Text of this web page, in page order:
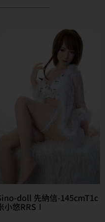
doll 先納信-145cmT1c
小悠RRSⅠ